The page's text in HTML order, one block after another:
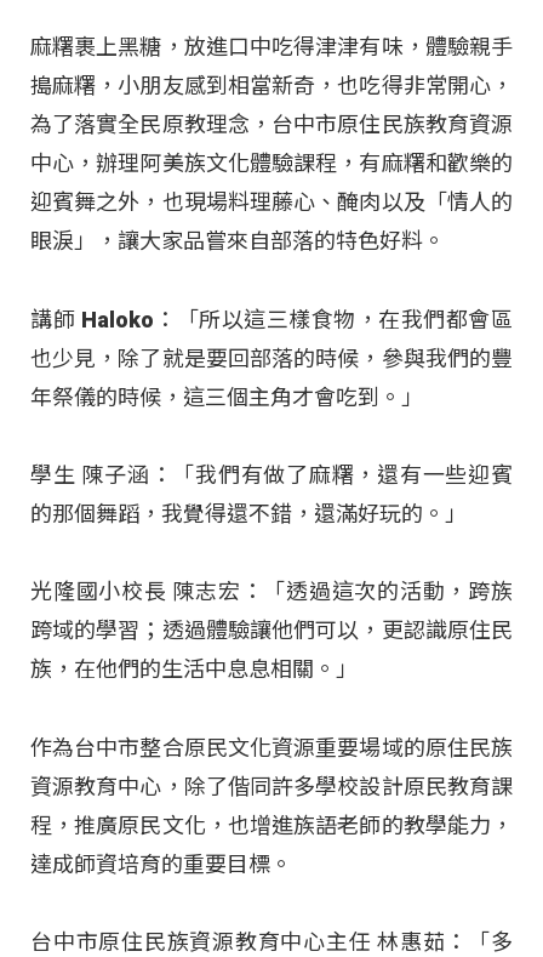
麻糬裹上黑糖，放進口中吃得津津有味，體驗親手
搗麻糬，小朋友感到相當新奇，也吃得非常開心，
為了落實全民原教理念，台中市原住民族教育資源
中心，辦理阿美族文化體驗課程，有麻糬和歡樂的
迎賓舞之外，也現場料理藤心、醃肉以及「情人的
眼淚」，讓大家品嘗來自部落的特色好料。
講師 Haloko：「所以這三樣食物，在我們都會區
也少見，除了就是要回部落的時候，參與我們的豐
年祭儀的時候，這三個主角才會吃到。」
學生 陳子涵：「我們有做了麻糬，還有一些迎賓
的那個舞蹈，我覺得還不錯，還滿好玩的。」
光隆國小校長 陳志宏：「透過這次的活動，跨族
跨域的學習；透過體驗讓他們可以，更認識原住民
族，在他們的生活中息息相關。」
作為台中市整合原民文化資源重要場域的原住民族
資源教育中心，除了偕同許多學校設計原民教育課
程，推廣原民文化，也增進族語老師的教學能力，
達成師資培育的重要目標。
台中市原住民族資源教育中心主任 林惠茹：「多